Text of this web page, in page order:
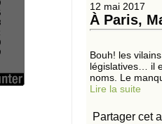
12 mai 2017
À Paris,
Bouh! les
législatives… il
noms. Le
Lire la suite
Partager cet